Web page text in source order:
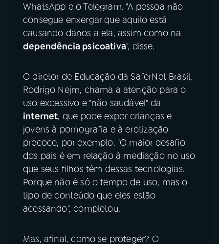
WhatsApp e o Telegram. "A pessoa não
consegue enxergar que aquilo está
causando danos a ela, assim como na
dependência psicoativa", disse.
O diretor de Educação da SaferNet Brasil,
Rodrigo Nejm, chama a atenção para o
uso excessivo e "não saudável" da
internet, que pode expor crianças e
jovens à pornografia e à erotização
precoce, por exemplo. "O maior desafio
dos pais é em relação à mediação no uso
que seus filhos têm dessas tecnologias.
Porque não é só o tempo de uso, mas o
tipo de conteúdo que eles estão
acessando", completou.
Mas, afinal, como se proteger? O